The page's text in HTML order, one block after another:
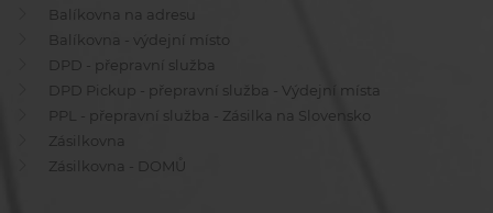
Balíkovna na adresu
Balíkovna - výdejní místo
DPD - přepravní služba
DPD Pickup - přepravní služba - Výdejní místa
PPL - přepravní služba - Zásilka na Slovensko
Zásilkovna
Zásilkovna - DOMŮ